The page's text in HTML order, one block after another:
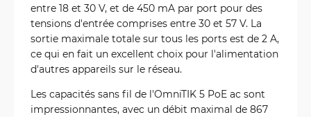
entre 18 et 30 V, et de 450 mA par port pour des
tensions d'entrée comprises entre 30 et 57 V. La
sortie maximale totale sur tous les ports est de 2 A,
ce qui en fait un excellent choix pour l'alimentation
d'autres appareils sur le réseau.
Les capacités sans fil de l'OmniTIK 5 PoE ac sont
impressionnantes, avec un débit maximal de 867